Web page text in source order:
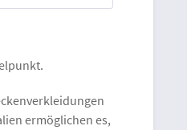
ermöglichen es,